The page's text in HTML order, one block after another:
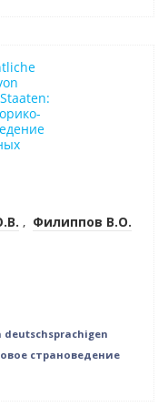
, Филиппов В.О.
страноведение